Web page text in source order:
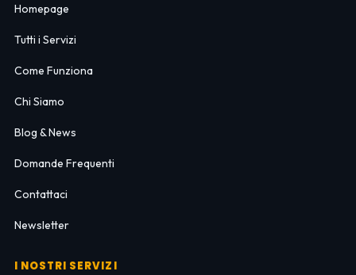
Homepage
Tutti i Servizi
Come Funziona
Chi Siamo
Blog & News
Domande Frequenti
Contattaci
Newsletter
I NOSTRI SERVIZI